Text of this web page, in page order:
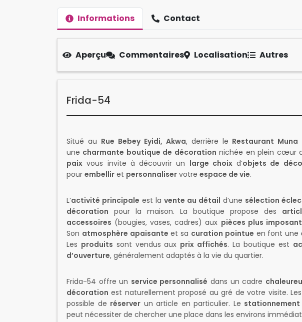
Informations Contact
Aperçu Commentaires Localisation Autres
Frida-54
Situé au Rue Bebey Eyidi, Akwa, derrière le Restaurant Muna
une charmante boutique de décoration nichée en plein cœur
paix vous invite à découvrir un large choixd’objets de
pour embellir et personnaliser votre espace de vie.
L’activité principale est la vente au détail d’une sélection
décoration pour la maison. La boutique propose des
accessoires (bougies, vases, cadres) aux pièces plus
Son atmosphère apaisante et sa curation pointue en font une
Les produits sont vendus aux prix affichés. La boutique est
d’ouverture, généralement adaptés à la vie du quartier.
Frida-54 offre un service personnalisé dans un cadre
décoration est naturellement proposé au gré de votre visite. Les
possible de réserver un article en particulier. Le stationnement
peut nécessiter de chercher une place dans les environs